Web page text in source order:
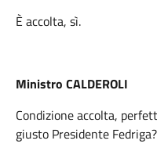
È accolta, sì.
Ministro CALDEROLI
Condizione accolta,
giusto Presidente Fedriga?